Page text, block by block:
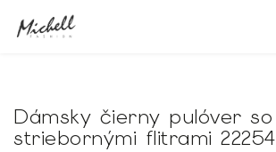
Dámsky čierny pulóver so
striebornými flitrami 22254